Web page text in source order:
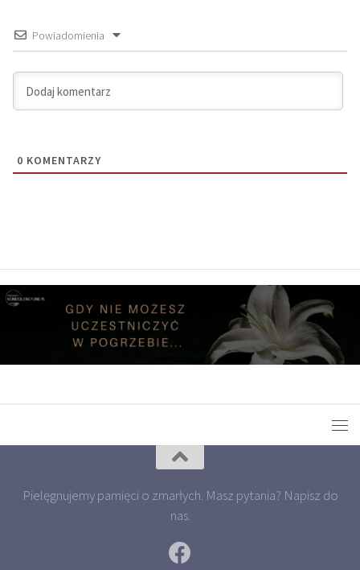
Powiadomienia
0 KOMENTARZY
Pielęgnujemy pamięci o zmarłych. Masz pytania? Napisz do
nas.